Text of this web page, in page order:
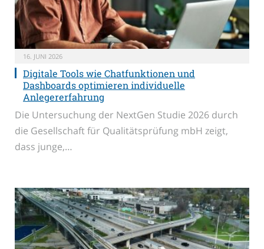
16. JUNI 2026
Digitale Tools wie Chatfunktionen und
Dashboards optimieren individuelle
Anlegererfahrung
Die Untersuchung der NextGen Studie 2026 durch
die Gesellschaft für Qualitätsprüfung mbH zeigt,
dass junge,…